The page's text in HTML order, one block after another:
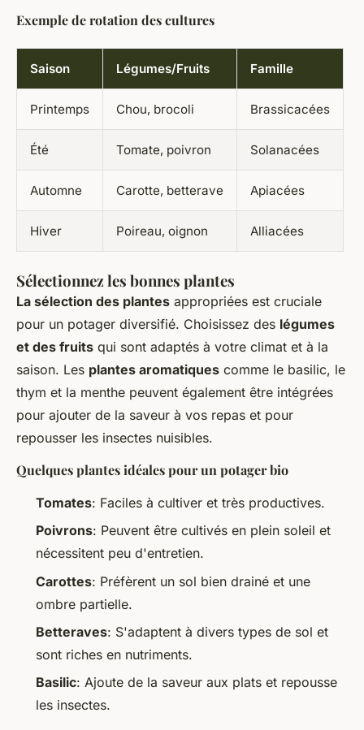
Exemple de rotation des cultures
Saison Légumes/Fruits Famille
Printemps Chou, brocoli Brassicacées
Été Tomate, poivron Solanacées
Automne Carotte, betterave Apiacées
Hiver Poireau, oignon Alliacées
Sélectionnez les bonnes plantes
La sélection des plantes appropriées est cruciale
pour un potager diversifié. Choisissez des légumes
et des fruits qui sont adaptés à votre climat et à la
saison. Les plantes aromatiques comme le basilic, le
thym et la menthe peuvent également être intégrées
pour ajouter de la saveur à vos repas et pour
repousser les insectes nuisibles.
Quelques plantes idéales pour un potager bio
Tomates: Faciles à cultiver et très productives.
Poivrons: Peuvent être cultivés en plein soleil et
nécessitent peu d'entretien.
Carottes: Préfèrent un sol bien drainé et une
ombre partielle.
Betteraves: S'adaptent à divers types de sol et
sont riches en nutriments.
Basilic: Ajoute de la saveur aux plats et repousse
les insectes.